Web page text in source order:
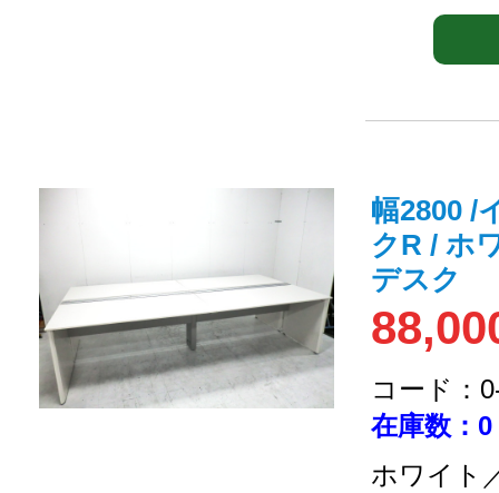
幅2800 /
クR / ホ
デスク
コード：
在庫数：0
ホワイト